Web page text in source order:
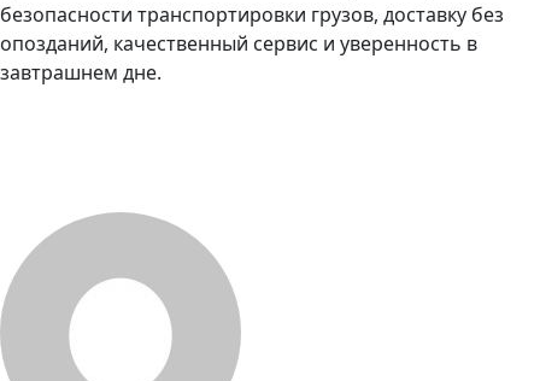
безопасности транспортировки грузов, доставку без
опозданий, качественный сервис и уверенность в
завтрашнем дне.